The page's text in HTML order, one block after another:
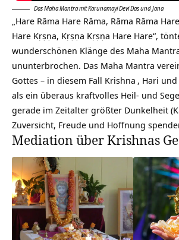
Das Maha Mantra mit Karunamayi Devi Das und Jana
„Hare Rāma Hare Rāma, Rāma Rāma
Hare Kṛṣṇa, Kṛṣṇa Kṛṣṇa Hare Hare“,
wunderschönen Klänge des Maha
ununterbrochen. Das Maha Mantra
Gottes – in diesem Fall Krishna , Hari
als ein überaus kraftvolles Heil- und
gerade im Zeitalter größter Dunkelheit
Zuversicht, Freude und Hoffnung
Mediation über Krishnas